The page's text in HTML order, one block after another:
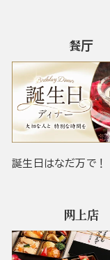
餐厅
誕生日はなだ万で！
网上店